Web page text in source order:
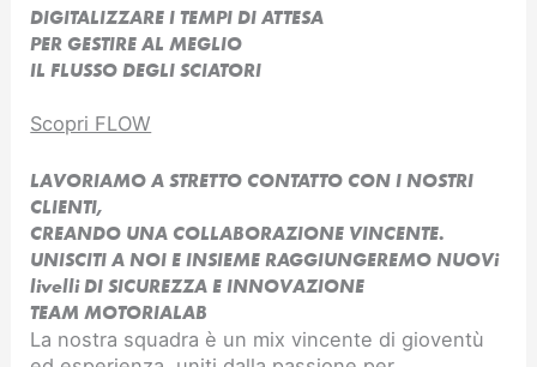
DIGITALIZZARE I TEMPI DI ATTESA
PER GESTIRE AL MEGLIO
IL FLUSSO DEGLI SCIATORI
Scopri FLOW
LAVORIAMO A STRETTO CONTATTO CON I NOSTRI
CLIENTI,
CREANDO UNA COLLABORAZIONE VINCENTE.
UNISCITI A NOI E INSIEME RAGGIUNGEREMO NUOVi
livelli DI SICUREZZA E INNOVAZIONE​
TEAM MOTORIALAB
La nostra squadra è un mix vincente di gioventù